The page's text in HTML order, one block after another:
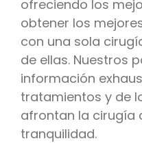
ofreciendo los
obtener los
con una sola
de ellas. Nuestros
información
tratamientos y de
afrontan la cirugía
tranquilidad.